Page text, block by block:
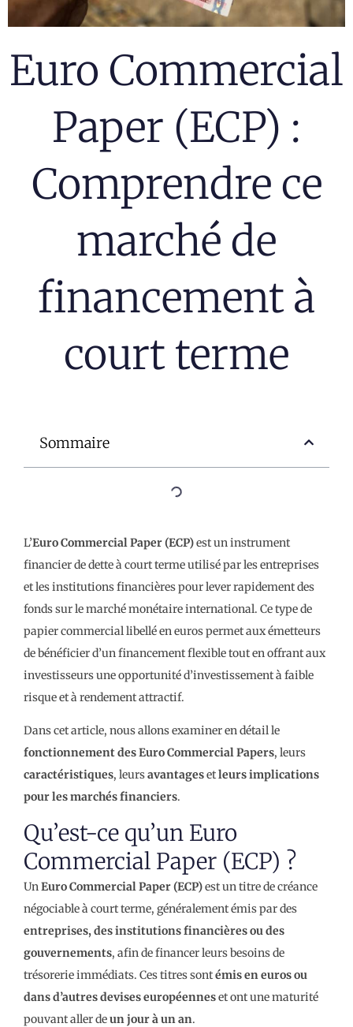
Euro Commercial
Paper (ECP) :
Comprendre ce
marché de
financement à
court terme
Sommaire
L’Euro Commercial Paper (ECP)est un instrument
financier de dette à court terme utilisé par les entreprises
et les institutions financières pour lever rapidement des
fonds sur le marché monétaire international. Ce type de
papier commercial libellé en euros permet aux émetteurs
de bénéficier d’un financement flexible tout en offrant aux
investisseurs une opportunité d’investissement à faible
risque et à rendement attractif.
Dans cet article, nous allons examiner en détail le
fonctionnement des Euro Commercial Papers, leurs
caractéristiques, leursavantagesetleurs implications
pour les marchés financiers.
Qu’est-ce qu’un Euro
Commercial Paper (ECP) ?
UnEuro Commercial Paper (ECP)est un titre de créance
négociable à court terme, généralement émis par des
entreprises, des institutions financières ou des
gouvernements, afin de financer leurs besoins de
trésorerie immédiats. Ces titres sontémis en euros ou
dans d’autres devises européenneset ont une maturité
pouvant aller deun jour à un an.